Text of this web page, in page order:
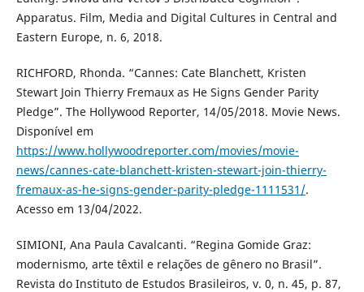
Apparatus. Film, Media and Digital Cultures in Central and
Eastern Europe, n. 6, 2018.
RICHFORD, Rhonda. “Cannes: Cate Blanchett, Kristen
Stewart Join Thierry Fremaux as He Signs Gender Parity
Pledge”. The Hollywood Reporter, 14/05/2018. Movie News.
Disponível em
https://www.hollywoodreporter.com/movies/movie-
news/cannes-cate-blanchett-kristen-stewart-join-thierry-
fremaux-as-he-signs-gender-parity-pledge-1111531/.
Acesso em 13/04/2022.
SIMIONI, Ana Paula Cavalcanti. “Regina Gomide Graz:
modernismo, arte têxtil e relações de gênero no Brasil”.
Revista do Instituto de Estudos Brasileiros, v. 0, n. 45, p. 87,